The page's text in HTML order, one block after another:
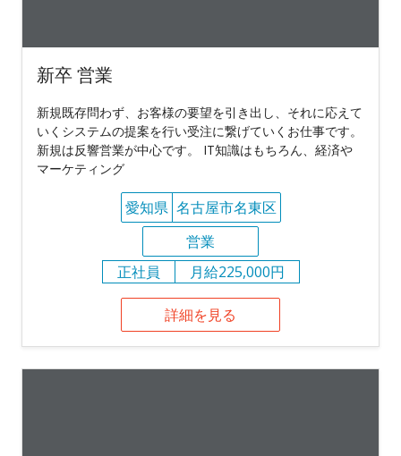
新卒 営業
新規既存問わず、お客様の要望を引き出し、それに応えて
いくシステムの提案を行い受注に繋げていくお仕事です。
新規は反響営業が中心です。 IT知識はもちろん、経済や
マーケティング
愛知県 名古屋市名東区
営業
正社員
月給225,000円
詳細を見る